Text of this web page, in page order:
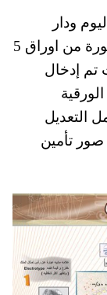
ودار
طباعة النقد المصرية ، اصدار فئات مطورة من اوراق 5
جنيه ، حيث تم إدخال
“جنيه وشمل التعديل
صور تأمين